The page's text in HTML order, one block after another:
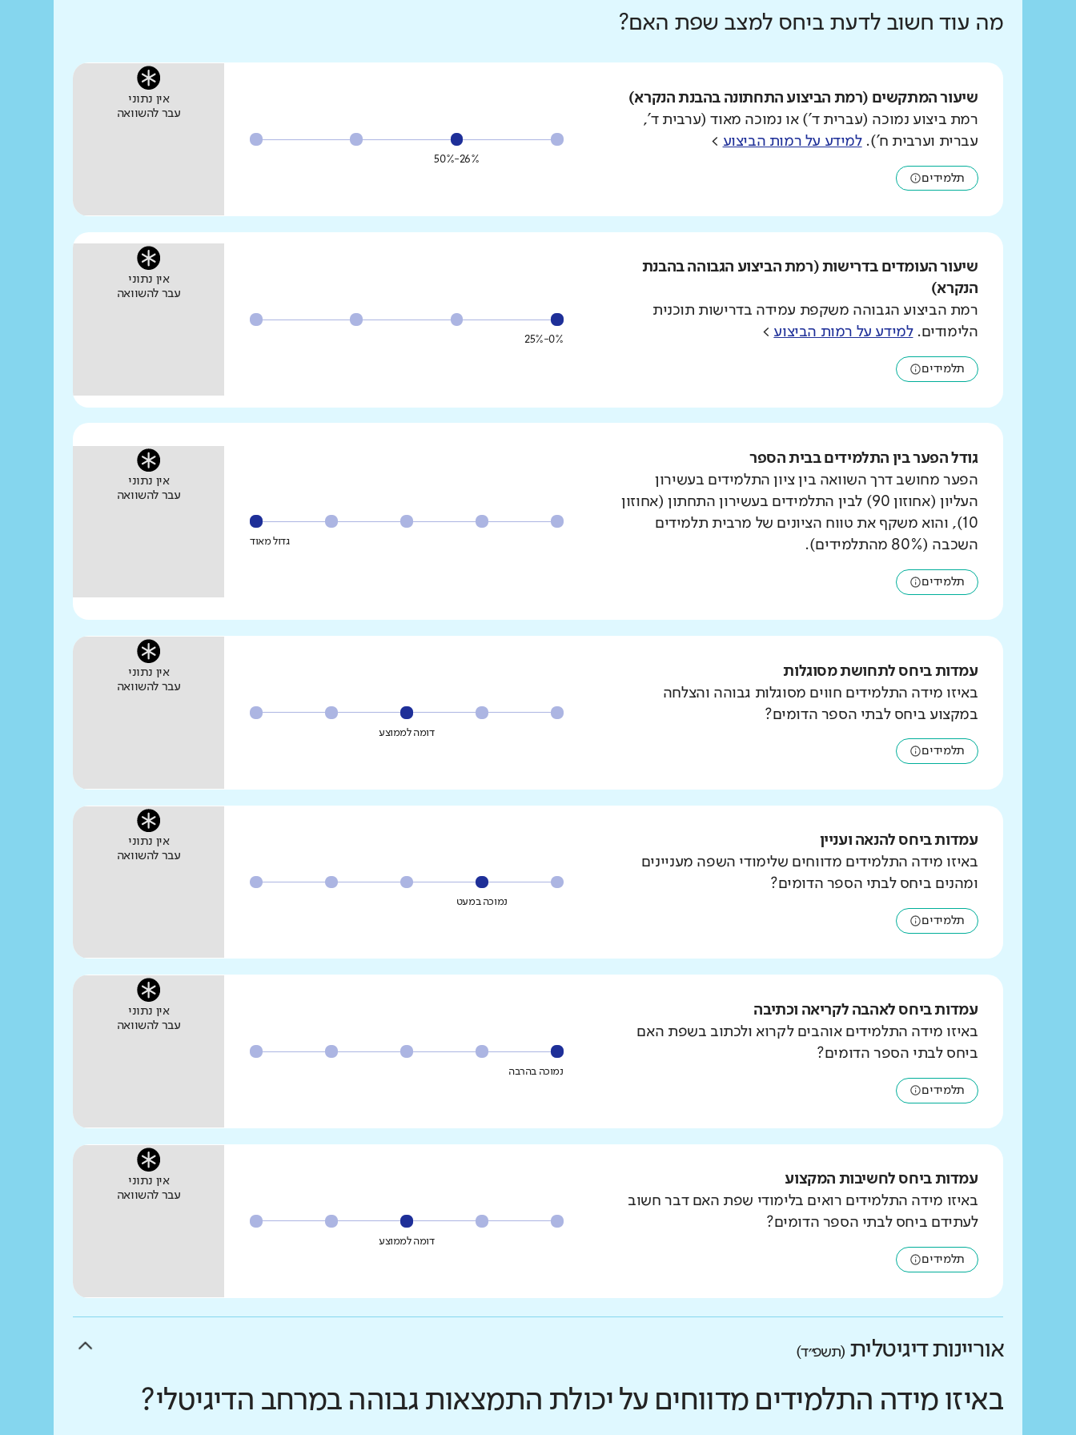
מה עוד חשוב לדעת ביחס למצב שפת האם?
שיעור המתקשים (רמת הביצוע התחתונה בהבנת הנקרא)
רמת ביצוע נמוכה (עברית ד') או נמוכה מאוד (ערבית ד',
עברית וערבית ח').למידע על רמות הביצוע >
תלמידים
26%-50%
אין נתוני
עבר להשוואה
שיעור העומדים בדרישות (רמת הביצוע הגבוהה בהבנת
הנקרא)
רמת הביצוע הגבוהה משקפת עמידה בדרישות תוכנית
הלימודים.למידע על רמות הביצוע >
תלמידים
0%-25%
אין נתוני
עבר להשוואה
גודל הפער בין התלמידים בבית הספר
הפער מחושב דרך השוואה בין ציון התלמידים בעשירון
העליון (אחוזון 90) לבין התלמידים בעשירון התחתון (אחוזון
10), והוא משקף את טווח הציונים של מרבית תלמידים
השכבה (80% מהתלמידים).
תלמידים
גדול מאוד
אין נתוני
עבר להשוואה
עמדות ביחס לתחושת מסוגלות
באיזו מידה התלמידים חווים מסוגלות גבוהה והצלחה
במקצוע ביחס לבתי הספר הדומים?
תלמידים
דומה לממוצע
אין נתוני
עבר להשוואה
עמדות ביחס להנאה ועניין
באיזו מידה התלמידים מדווחים שלימודי השפה מעניינים
ומהנים ביחס לבתי הספר הדומים?
תלמידים
נמוכה במעט
אין נתוני
עבר להשוואה
עמדות ביחס לאהבה לקריאה וכתיבה
באיזו מידה התלמידים אוהבים לקרוא ולכתוב בשפת האם
ביחס לבתי הספר הדומים?
תלמידים
נמוכה בהרבה
אין נתוני
עבר להשוואה
עמדות ביחס לחשיבות המקצוע
באיזו מידה התלמידים רואים בלימודי שפת האם דבר חשוב
לעתידם ביחס לבתי הספר הדומים?
תלמידים
דומה לממוצע
אין נתוני
עבר להשוואה
אוריינות דיגיטלית (תשפ״ד)
באיזו מידה התלמידים מדווחים על יכולת התמצאות גבוהה במרחב הדיגיטלי?